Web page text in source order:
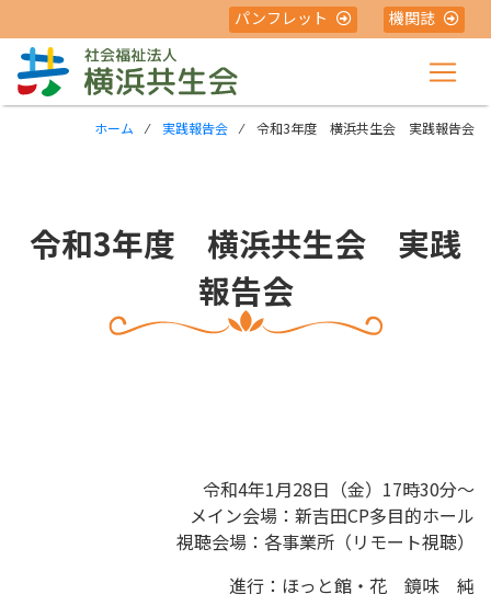
パンフレット 機関誌
ホーム ⁄ 実践報告会 ⁄ 令和3年度 横浜共生会 実践報告会
令和3年度 横浜共生会 実践
報告会
令和4年1月28日（金）17時30分～
メイン会場：新吉田CP多目的ホール
視聴会場：各事業所（リモート視聴）
進行：ほっと館・花 鏡味 純